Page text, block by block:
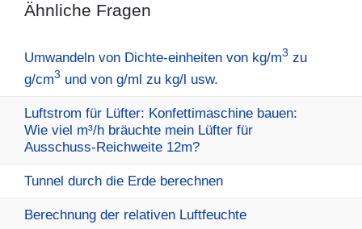
Ähnliche Fragen
Umwandeln von Dichte-einheiten von kg/m3 zu
g/cm3 und von g/ml zu kg/l usw.
Luftstrom für Lüfter: Konfettimaschine bauen:
Wie viel m³/h bräuchte mein Lüfter für
Ausschuss-Reichweite 12m?
Tunnel durch die Erde berechnen
Berechnung der relativen Luftfeuchte